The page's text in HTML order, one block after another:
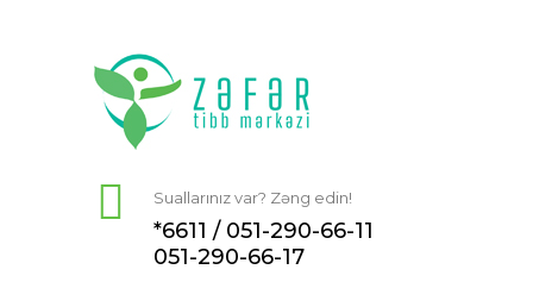
Suallarınız var? Zəng edin!
*6611 / 051-290-66-11
051-290-66-17